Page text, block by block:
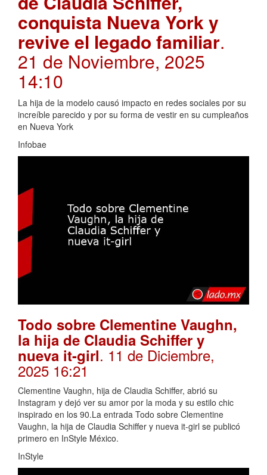
conquista Nueva York y
revive el legado familiar.
21 de Noviembre, 2025
14:10
La hija de la modelo causó impacto en redes sociales por su
increíble parecido y por su forma de vestir en su cumpleaños
en Nueva York
Infobae
Todo sobre Clementine Vaughn,
la hija de Claudia Schiffer y
nueva it-girl. 11 de Diciembre,
2025 16:21
Clementine Vaughn, hija de Claudia Schiffer, abrió su
Instagram y dejó ver su amor por la moda y su estilo chic
inspirado en los 90.La entrada Todo sobre Clementine
Vaughn, la hija de Claudia Schiffer y nueva it-girl se publicó
primero en InStyle México.
InStyle